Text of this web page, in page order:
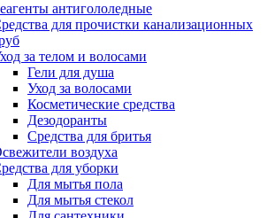
антигололедные
для прочистки канализационных
за телом и волосами
Гели для душа
Уход за волосами
Косметические средства
Дезодоранты
Средства для бритья
воздуха
для уборки
Для мытья пола
Для мытья стекол